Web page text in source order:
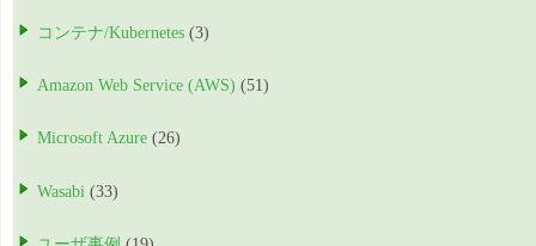
コンテナ/Kubernetes (3)
Amazon Web Service (AWS) (51)
Microsoft Azure (26)
Wasabi (33)